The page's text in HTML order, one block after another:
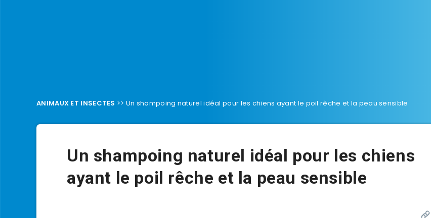
ANIMAUX ET INSECTES >> Un shampoing naturel idéal pour les chiens ayant le poil rêche et la peau sensible
Un shampoing naturel idéal pour les chiens
ayant le poil rêche et la peau sensible